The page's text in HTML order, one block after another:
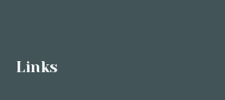
Links